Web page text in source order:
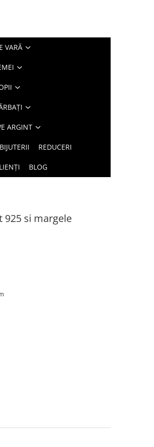
VARĂ
ARGINT
REDUCERI
BLOG
925 si margele